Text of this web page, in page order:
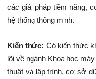
các giải pháp tiềm năng,
hệ thống thông minh.
Kiến thức: Có kiến thức
lõi về ngành Khoa học
thuật và lập trình, cơ sở